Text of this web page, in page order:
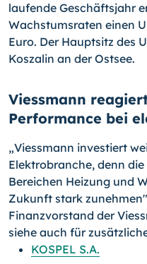
laufende Geschäftsjahr
Wachstumsraten einen
Euro. Der Hauptsitz des
Koszalin an der Ostsee.
Viessmann
Performance bei
„Viessmann investiert
Elektrobranche, denn
Bereichen Heizung und
Zukunft stark
Finanzvorstand der
siehe auch für
KOSPEL S.A.